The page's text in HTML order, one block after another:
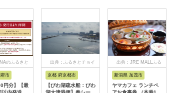
のふるさと
市
円分】【最
出典：ふるさとチョイ
京都 府京都市
【びわ湖疏水船：びわ
出典：JRE MALLふる
新潟県 加茂市
ヤマカフェ ランチペ